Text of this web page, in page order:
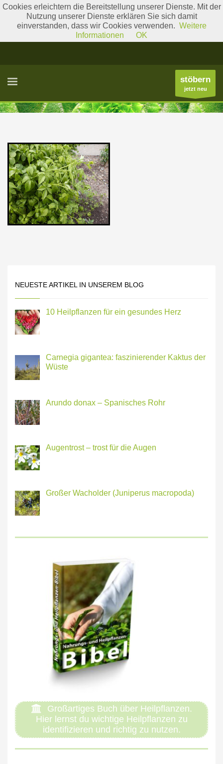
Literatur Gattungslisten
stöbern
jetzt neu
NEUESTE ARTIKEL IN UNSEREM BLOG
10 Heilpflanzen für ein gesundes Herz
Carnegia gigantea: faszinierender Kaktus der
Wüste
Arundo donax – Spanisches Rohr
Augentrost – trost für die Augen
Großer Wacholder (Juniperus macropoda)
Großartiges Buch über Heilpflanzen.
Hier lernst du wichtige Heilpflanzen zu
identifizieren und richtig zu nutzen.
Cookies erleichtern die Bereitstellung unserer Dienste. Mit der
Nutzung unserer Dienste erklären Sie sich damit
einverstanden, dass wir Cookies verwenden. Weitere
Informationen
OK